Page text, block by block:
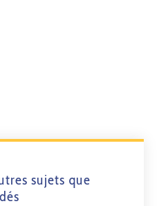
sujets que